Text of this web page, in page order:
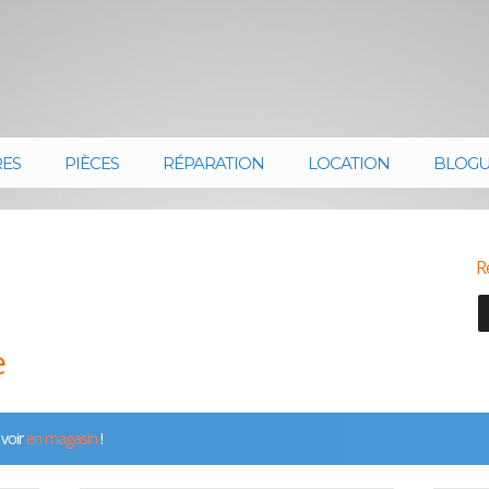
PIÈCES RÉPARATION LOCATION
en magasin!